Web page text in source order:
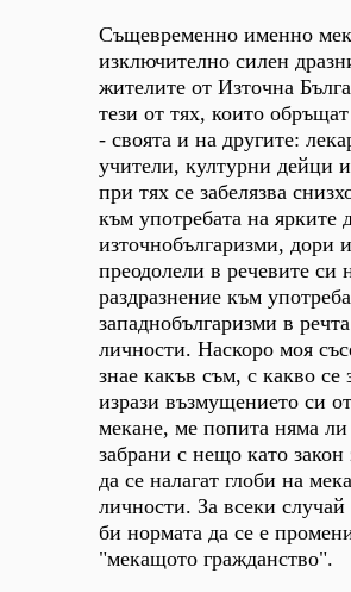
Същевременно именно
изключително силен
жителите от Източна
тези от тях, които
- своята и на другите:
учители, културни дейци
при тях се забелязва
към употребата на ярките
източнобългаризми, дори
преодолели в речевите си
раздразнение към
западнобългаризми в
личности. Наскоро моя
знае какъв съм, с какво се
изрази възмущението си
мекане, ме попита няма ли
забрани с нещо като
да се налагат глоби на
личности. За всеки
би нормата да се е
"мекащото гражданство".